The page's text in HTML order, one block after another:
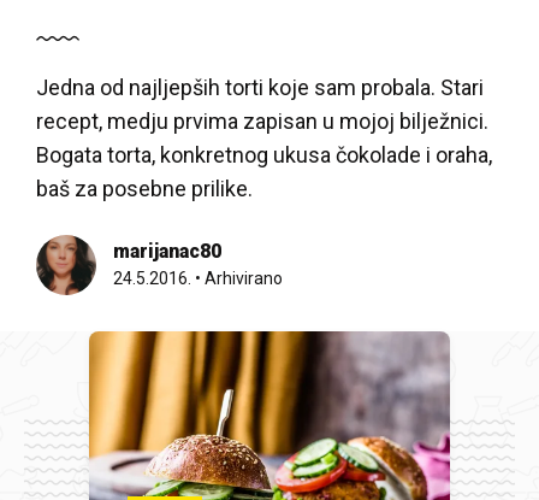
Jedna od najljepših torti koje sam probala. Stari
recept, medju prvima zapisan u mojoj bilježnici.
Bogata torta, konkretnog ukusa čokolade i oraha,
baš za posebne prilike.
marijanac80
24.5.2016. • Arhivirano